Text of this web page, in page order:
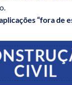
“fora de
CIVIL